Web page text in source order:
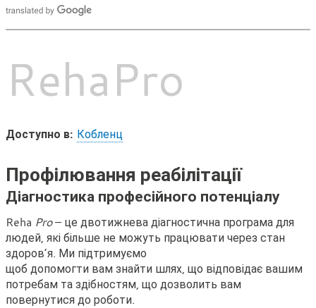
у
На місці
у
т
RehaPro
Доступно в: Кобленц
Профілювання реабілітації
Діагностика професійного потенціалу
Reha Pro– це двотижнева діагностична програма для
людей, які більше не можуть працювати через стан
здоров’я. Ми підтримуємо
щоб допомогти вам знайти шлях, що відповідає вашим
потребам та здібностям, що дозволить вам
повернутися до роботи.